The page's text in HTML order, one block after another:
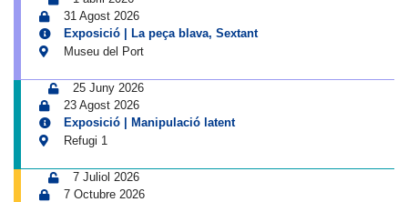
31 Agost 2026
Exposició | La peça blava, Sextant
Museu del Port
25 Juny 2026
23 Agost 2026
Exposició | Manipulació latent
Refugi 1
7 Juliol 2026
7 Octubre 2026